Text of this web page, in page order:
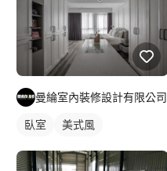
曼綸室內裝修設計有限公司
臥室 美式風